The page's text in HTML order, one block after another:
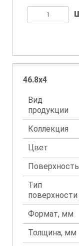
46.8x4
Вид
продукции
Коллекция
Цвет
Поверхность
Тип
поверхности
Формат, мм
Толщина, мм